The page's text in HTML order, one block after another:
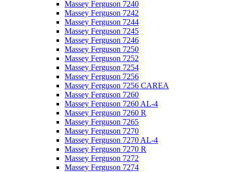
Massey Ferguson 7240
Massey Ferguson 7242
Massey Ferguson 7244
Massey Ferguson 7245
Massey Ferguson 7246
Massey Ferguson 7250
Massey Ferguson 7252
Massey Ferguson 7254
Massey Ferguson 7256
Massey Ferguson 7256 CAREA
Massey Ferguson 7260
Massey Ferguson 7260 AL-4
Massey Ferguson 7260 R
Massey Ferguson 7265
Massey Ferguson 7270
Massey Ferguson 7270 AL-4
Massey Ferguson 7270 R
Massey Ferguson 7272
Massey Ferguson 7274